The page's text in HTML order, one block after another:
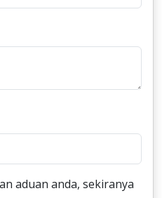
aduan anda, sekiranya